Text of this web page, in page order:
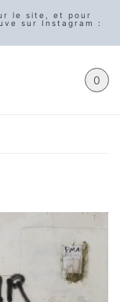
le site, et pour
sur Instagram :
0